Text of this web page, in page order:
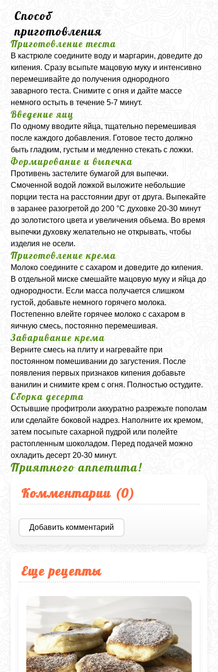
Способ
приготовления
Приготовление теста
В кастрюле соедините воду и маргарин, доведите до
кипения. Сразу всыпьте мацовую муку и интенсивно
перемешивайте до получения однородного
заварного теста. Снимите с огня и дайте массе
немного остыть в течение 5-7 минут.
Введение яиц
По одному вводите яйца, тщательно перемешивая
после каждого добавления. Готовое тесто должно
быть гладким, густым и медленно стекать с ложки.
Формирование и выпечка
Противень застелите бумагой для выпечки.
Смоченной водой ложкой выложите небольшие
порции теста на расстоянии друг от друга. Выпекайте
в заранее разогретой до 200 °C духовке 20-30 минут
до золотистого цвета и увеличения объема. Во время
выпечки духовку желательно не открывать, чтобы
изделия не осели.
Приготовление крема
Молоко соедините с сахаром и доведите до кипения.
В отдельной миске смешайте мацовую муку и яйца до
однородности. Если масса получается слишком
густой, добавьте немного горячего молока.
Постепенно влейте горячее молоко с сахаром в
яичную смесь, постоянно перемешивая.
Заваривание крема
Верните смесь на плиту и нагревайте при
постоянном помешивании до загустения. После
появления первых признаков кипения добавьте
ванилин и снимите крем с огня. Полностью остудите.
Сборка десерта
Остывшие профитроли аккуратно разрежьте пополам
или сделайте боковой надрез. Наполните их кремом,
затем посыпьте сахарной пудрой или полейте
растопленным шоколадом. Перед подачей можно
охладить десерт 20-30 минут.
Приятного аппетита!
Комментарии (0)
Добавить комментарий
Еще рецепты